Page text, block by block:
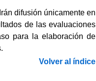
difusión únicamente en
de las evaluaciones
para la elaboración de
Volver al índice